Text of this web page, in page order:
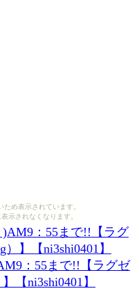
め表示されています。
示されなくなります。
：55まで!!【ラグゼ
【ni3shi0401】